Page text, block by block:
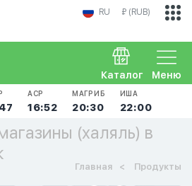
RU ₽ (RUB)
Меню
Каталог
АСР
16:52
МАГРИБ
20:30
ИША
22:00
(халяль) в
Главная Продукты